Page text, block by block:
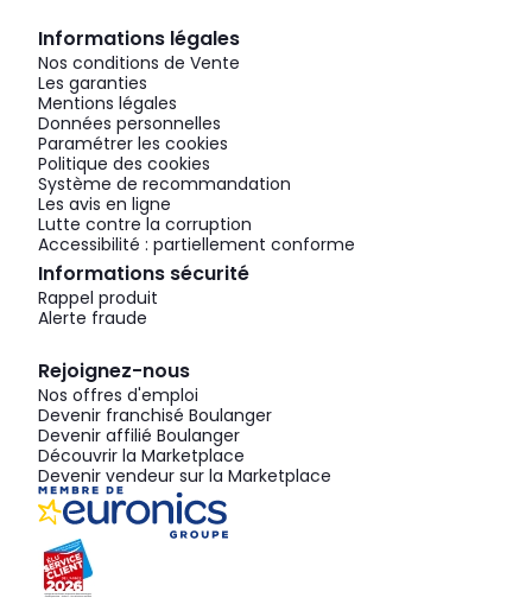
Informations légales
Nos conditions de Vente
Les garanties
Mentions légales
Données personnelles
Paramétrer les cookies
Politique des cookies
Système de recommandation
Les avis en ligne
Lutte contre la corruption
Accessibilité : partiellement conforme
Informations sécurité
Rappel produit
Alerte fraude
Rejoignez-nous
Nos offres d'emploi
Devenir franchisé Boulanger
Devenir affilié Boulanger
Découvrir la Marketplace
Devenir vendeur sur la Marketplace